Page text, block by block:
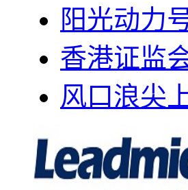
阳光动力
香港证监
风口浪尖